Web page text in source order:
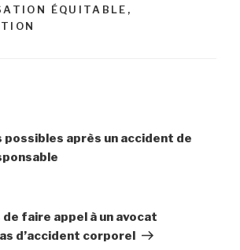
ÉQUITABLE ,
possibles après un accident de
faire appel à un avocat
d’accident corporel